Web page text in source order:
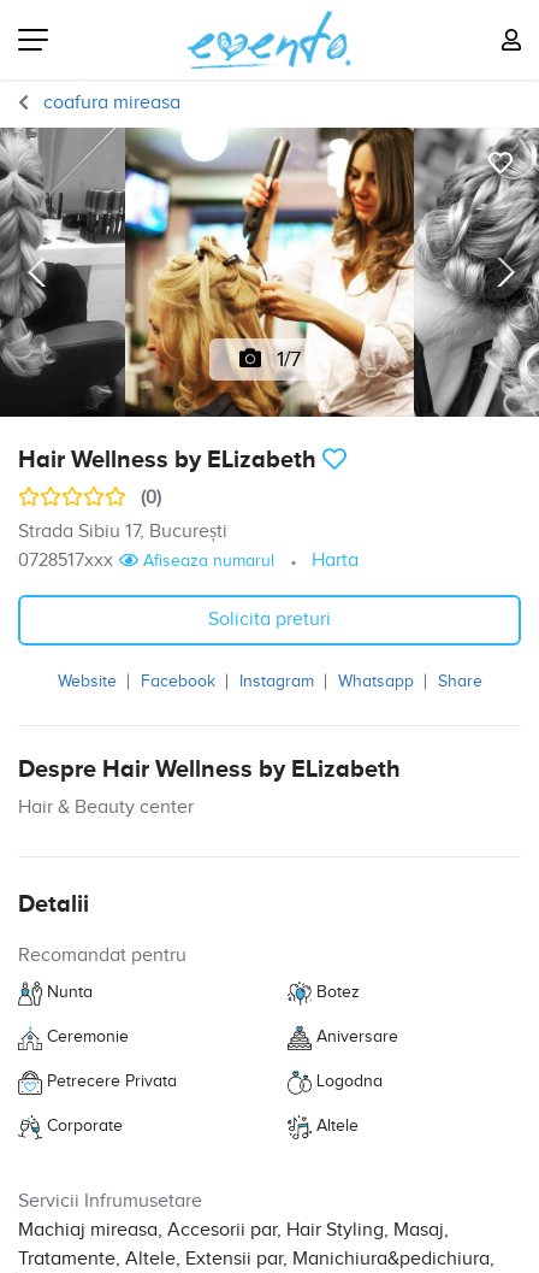
coafura mireasa
1/7
Hair Wellness by ELizabeth
(0)
Strada Sibiu 17, București
0728517xxx
Afiseaza numarul Harta
Solicita preturi
Website Facebook Instagram Whatsapp Share
Despre Hair Wellness by ELizabeth
Hair & Beauty center
Detalii
Recomandat pentru
Nunta Botez
Ceremonie Aniversare
Petrecere Privata Logodna
Corporate Altele
Servicii Infrumusetare
Machiaj mireasa, Accesorii par, Hair Styling, Masaj,
Tratamente, Altele, Extensii par, Manichiura&pedichiura,